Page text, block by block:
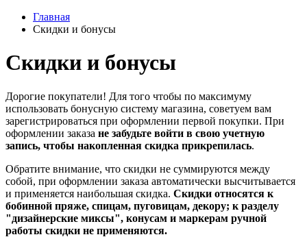
Главная
Скидки и бонусы
Скидки и бонусы
Дорогие покупатели! Для того чтобы по максимуму
использовать бонусную систему магазина, советуем вам
зарегистрироваться при оформлении первой покупки. При
оформлении заказа не забудьте войти в свою учетную
запись, чтобы накопленная скидка прикрепилась.
Обратите внимание, что скидки не суммируются между
собой, при оформлении заказа автоматически высчитывается
и применяется наибольшая скидка. Скидки относятся к
бобинной пряже, спицам, пуговицам, декору; к разделу
"дизайнерские миксы", конусам и маркерам ручной
работы скидки не применяются.